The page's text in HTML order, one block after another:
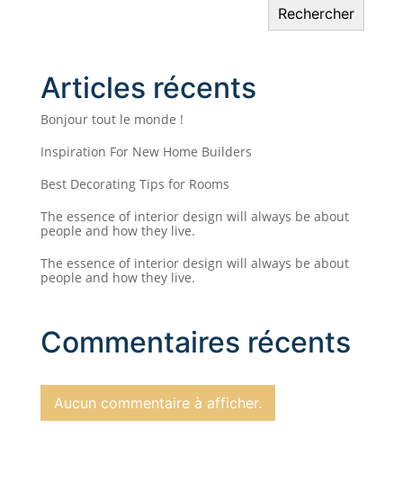
Rechercher
Articles récents
Bonjour tout le monde !
Inspiration For New Home Builders
Best Decorating Tips for Rooms
The essence of interior design will always be about
people and how they live.
The essence of interior design will always be about
people and how they live.
Commentaires récents
Aucun commentaire à afficher.